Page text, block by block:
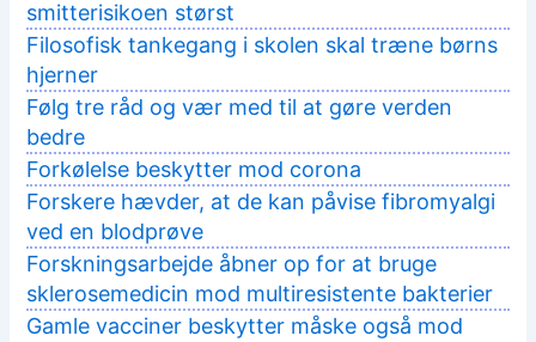
smitterisikoen størst
Filosofisk tankegang i skolen skal træne børns
hjerner
Følg tre råd og vær med til at gøre verden
bedre
Forkølelse beskytter mod corona
Forskere hævder, at de kan påvise fibromyalgi
ved en blodprøve
Forskningsarbejde åbner op for at bruge
sklerosemedicin mod multiresistente bakterier
Gamle vacciner beskytter måske også mod